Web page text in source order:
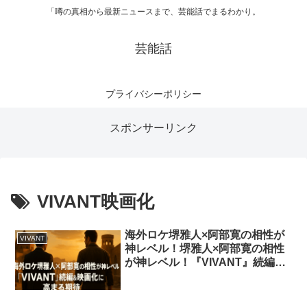
「噂の真相から最新ニュースまで、芸能話でまるわかり。
芸能話
プライバシーポリシー
スポンサーリンク
VIVANT映画化
VIVANT
海外ロケ堺雅人×阿部寛の相性が
神レベル！堺雅人×阿部寛の相性
が神レベル！『VIVANT』続編＆